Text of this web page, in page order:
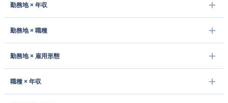
勤務地 × 年収
勤務地 × 職種
勤務地 × 雇用形態
職種 × 年収